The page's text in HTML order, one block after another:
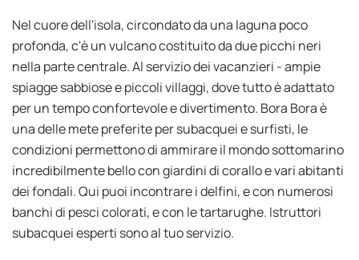
Nel cuore dell'isola, circondato da una laguna poco
profonda, c'è un vulcano costituito da due picchi neri
nella parte centrale. Al servizio dei vacanzieri - ampie
spiagge sabbiose e piccoli villaggi, dove tutto è adattato
per un tempo confortevole e divertimento. Bora Bora è
una delle mete preferite per subacquei e surfisti, le
condizioni permettono di ammirare il mondo sottomarino
incredibilmente bello con giardini di corallo e vari abitanti
dei fondali. Qui puoi incontrare i delfini, e con numerosi
banchi di pesci colorati, e con le tartarughe. Istruttori
subacquei esperti sono al tuo servizio.